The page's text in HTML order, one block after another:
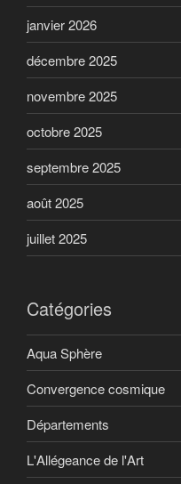
janvier 2026
décembre 2025
novembre 2025
octobre 2025
septembre 2025
août 2025
juillet 2025
Catégories
Aqua Sphère
Convergence cosmique
Départements
L'Allégeance de l'Art